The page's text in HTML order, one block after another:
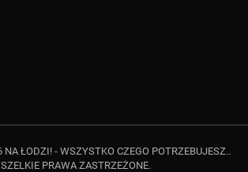
ŁODZI! - WSZYSTKO CZEGO POTRZEBUJESZ..
PRAWA ZASTRZEŻONE.